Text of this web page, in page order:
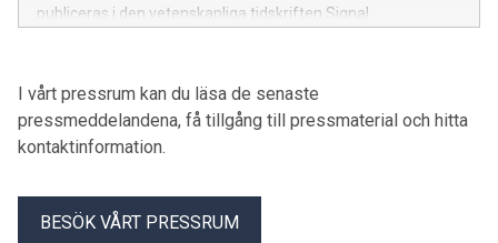
publiceras i den vetenskapliga tidskriften Signal
I vårt pressrum kan du läsa de senaste
pressmeddelandena, få tillgång till pressmaterial och hitta
kontaktinformation.
BESÖK VÅRT PRESSRUM